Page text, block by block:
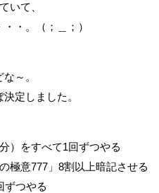
いて、
・。（；＿；）
～。
定しました。
）をすべて1回ずつやる
意777」8割以上暗記させる
つやる